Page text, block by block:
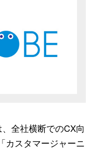
全社横断でのCX向
カスタマージャーニ